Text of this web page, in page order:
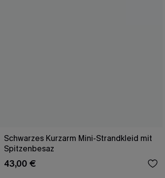
Schwarzes Kurzarm Mini-Strandkleid mit
Spitzenbesaz
43,00 €